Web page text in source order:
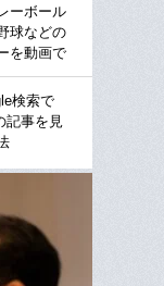
ーボール
球などの
を動画で
検索で
記事を見